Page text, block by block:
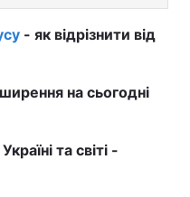
- як відрізнити від
на сьогодні
та світі -